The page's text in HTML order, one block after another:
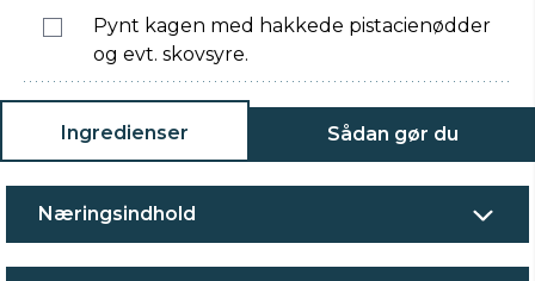
Pynt kagen med hakkede pistacienødder
og evt. skovsyre.
Ingredienser Sådan gør du
Næringsindhold